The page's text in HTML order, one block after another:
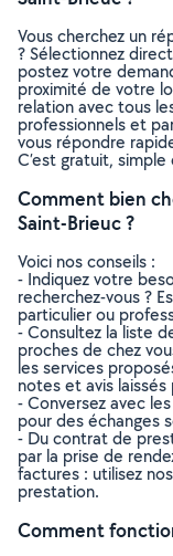
Vous cherchez un
? Sélectionnez
postez votre
proximité de votre
relation avec tous
professionnels et
vous répondre
C’est gratuit,
Comment bien
Saint-Brieuc ?
Voici nos conseils :
- Indiquez votre
recherchez-vous ?
particulier ou
- Consultez la liste
proches de chez
les services
notes et avis laissés
- Conversez avec
pour des échanges
- Du contrat de
par la prise de
factures : utilisez
prestation.
Comment